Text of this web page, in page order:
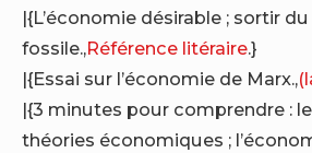
|{L’économie désirable ; sortir
fossile.,Référence litéraire.}
|{Essai sur l’économie de Marx.,
|{3 minutes pour comprendre :
théories économiques ;